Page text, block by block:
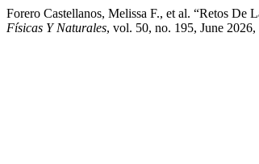
Forero Castellanos, Melissa F., et al. “Retos
Físicas Y Naturales, vol. 50, no. 195, June